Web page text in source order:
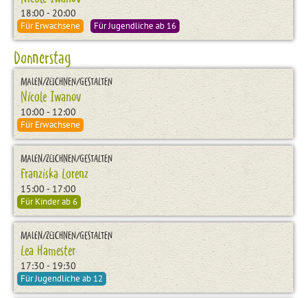
18:00 - 20:00
Für Erwachsene Für Jugendliche ab 16
Donnerstag
MALEN/ZEICHNEN/GESTALTEN
Nicole Iwanov
10:00 - 12:00
Für Erwachsene
MALEN/ZEICHNEN/GESTALTEN
Franziska Lorenz
15:00 - 17:00
Für Kinder ab 6
MALEN/ZEICHNEN/GESTALTEN
Lea Hamester
17:30 - 19:30
Für Jugendliche ab 12